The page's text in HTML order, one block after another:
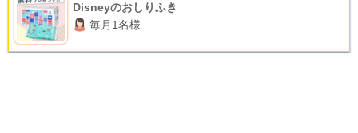
Disneyのおしりふき
毎月1名様